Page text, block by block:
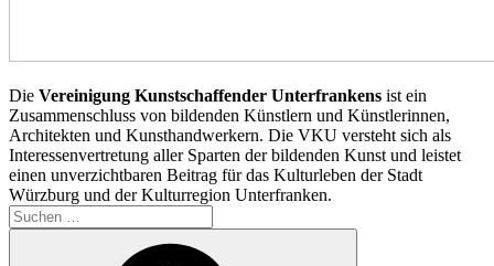
Die Vereinigung Kunstschaffender Unterfrankens ist ein
Zusammenschluss von bildenden Künstlern und Künstlerinnen,
Architekten und Kunsthandwerkern. Die VKU versteht sich als
Interessenvertretung aller Sparten der bildenden Kunst und leistet
einen unverzichtbaren Beitrag für das Kulturleben der Stadt
Würzburg und der Kulturregion Unterfranken.
Suchen
nach: